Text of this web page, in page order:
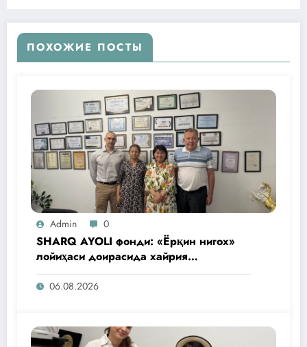
ПОХОЖИЕ ПОСТЫ
Admin 0
SHARQ AYOLI фонди: «Ёрқин нигох»
лойиҳаси доирасида хайрия
операциялари ўтказилади
06.08.2026